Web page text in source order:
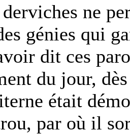
ne
génies qui
dit ces
du jour,
était
par où il